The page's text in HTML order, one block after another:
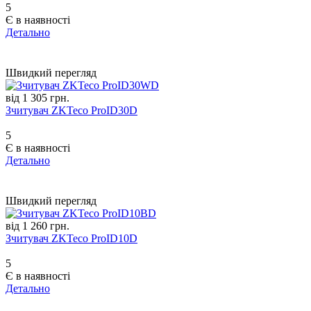
5
Є в наявності
Детально
Швидкий перегляд
від 1 305 грн.
Зчитувач ZKTeco ProID30D
5
Є в наявності
Детально
Швидкий перегляд
від 1 260 грн.
Зчитувач ZKTeco ProID10D
5
Є в наявності
Детально